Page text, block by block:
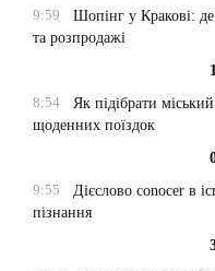
9:59
Шопінг у Кракові:
та розпродажі
8:54
Як підібрати
щоденних поїздок
9:55
Дієслово conocer в
пізнання